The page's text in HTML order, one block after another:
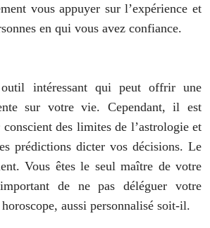
vous appuyer sur l’expérience et
en qui vous avez confiance.
intéressant qui peut offrir une
sur votre vie. Cependant, il est
des limites de l’astrologie et
prédictions dicter vos décisions. Le
Vous êtes le seul maître de votre
de ne pas déléguer votre
aussi personnalisé soit-il.